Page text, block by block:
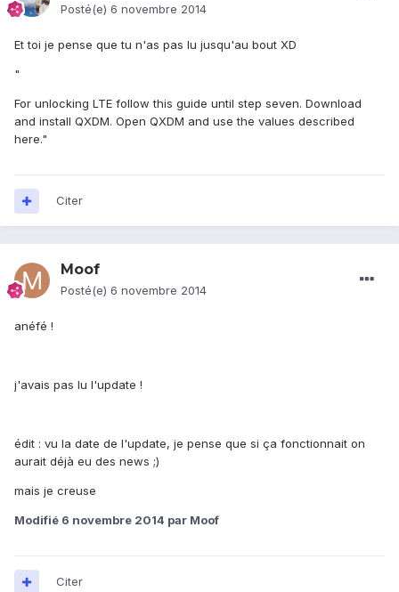
Posté(e) 6 novembre 2014
Et toi je pense que tu n'as pas lu jusqu'au bout XD
"
For unlocking LTE follow this guide until step seven. Download
and install QXDM. Open QXDM and use the values described
here."
Citer
Moof
Posté(e) 6 novembre 2014
anéfé !
j'avais pas lu l'update !
édit : vu la date de l'update, je pense que si ça fonctionnait on
aurait déjà eu des news ;)
mais je creuse
Modifié 6 novembre 2014 par Moof
Citer